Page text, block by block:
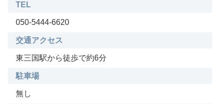
TEL
050-5444-6620
交通アクセス
東三国駅から徒歩で約6分
駐車場
無し